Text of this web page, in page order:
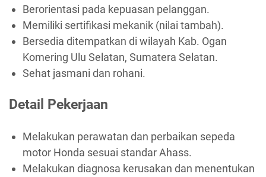
Berorientasi pada kepuasan pelanggan.
Memiliki sertifikasi mekanik (nilai tambah).
Bersedia ditempatkan di wilayah Kab. Ogan
Komering Ulu Selatan, Sumatera Selatan.
Sehat jasmani dan rohani.
Detail Pekerjaan
Melakukan perawatan dan perbaikan sepeda
motor Honda sesuai standar Ahass.
Melakukan diagnosa kerusakan dan menentukan